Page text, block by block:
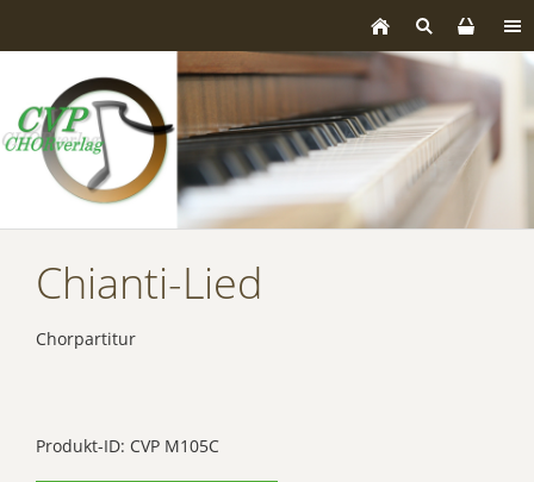
Chianti-Lied
Chorpartitur
Produkt-ID: CVP M105C